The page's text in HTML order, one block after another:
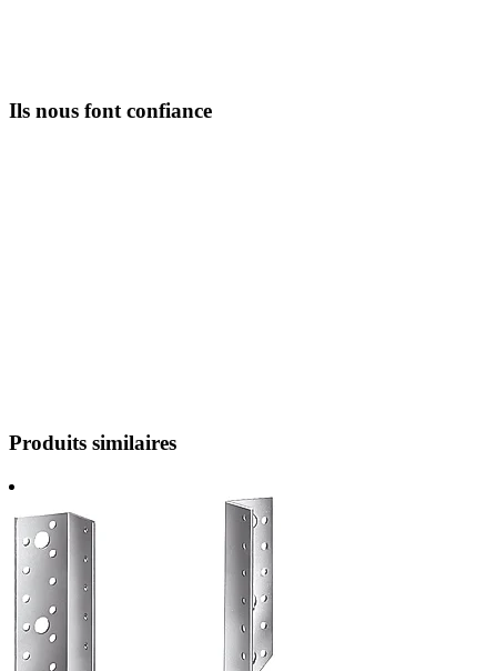
Ils nous font confiance
Produits similaires